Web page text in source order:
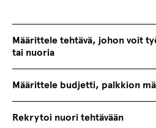
Määrittele tehtävä, johon voit
tai nuoria
Määrittele budjetti, palkkion
Rekrytoi nuori tehtävään